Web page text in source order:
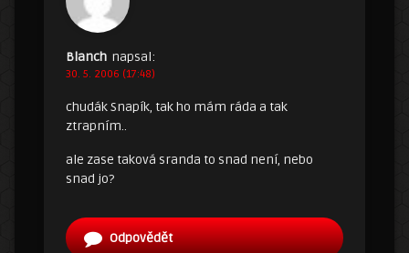
Blanch napsal:
30. 5. 2006 (17:48)
chudák Snapík, tak ho mám ráda a tak
ztrapním..
ale zase taková sranda to snad není, nebo
snad jo?
Odpovědět